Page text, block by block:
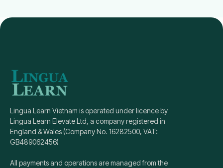
Lingua Learn Vietnam is operated under licence by
Lingua Learn Elevate Ltd, a company registered in
England & Wales (Company No. 16282500, VAT:
GB489062456)
All payments and operations are managed from the